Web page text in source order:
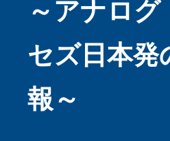
～アナログ
セズ日本発
報～